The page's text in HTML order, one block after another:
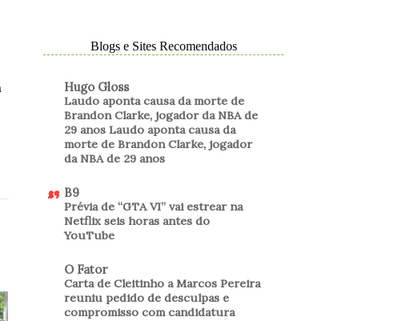
Blogs e Sites Recomendados
Hugo Gloss
Laudo aponta causa da morte de
Brandon Clarke, jogador da NBA de
29 anos Laudo aponta causa da
morte de Brandon Clarke, jogador
da NBA de 29 anos
B9
Prévia de “GTA VI” vai estrear na
Netflix seis horas antes do
YouTube
O Fator
Carta de Cleitinho a Marcos Pereira
reuniu pedido de desculpas e
compromisso com candidatura